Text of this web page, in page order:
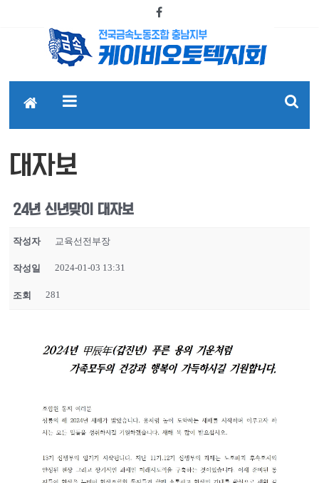
대자보
24년 신년맞이 대자보
작성자 교육선전부장
작성일 2024-01-03 13:31
조회 281